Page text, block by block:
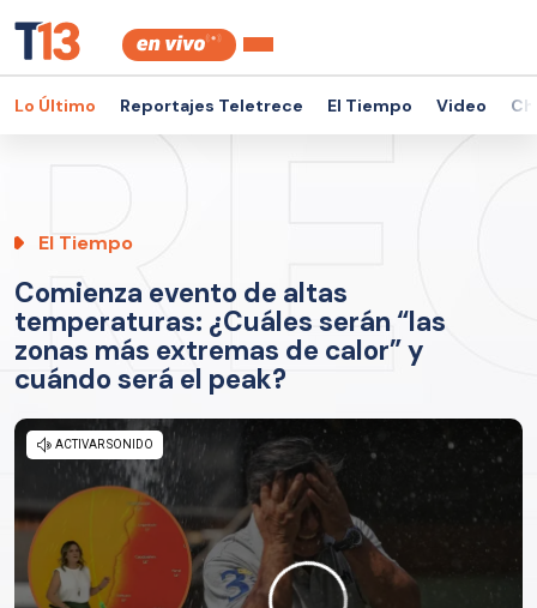
Lo Último Reportajes Teletrece El Tiempo Video
El Tiempo
Comienza evento de altas
temperaturas: ¿Cuáles serán “las
zonas más extremas de calor” y
cuándo será el peak?